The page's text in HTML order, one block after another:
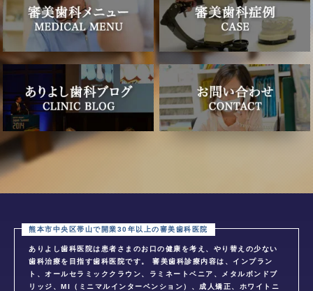
ありよし歯科医院は患者さまのお口の健康を考え、やり替えの少ない
歯科治療を目指す歯科医院です。 審美歯科診療内容は、インプラン
ト、オールセラミッククラウン、ラミネートベニア、メタルボンドブ
リッジ、MI（ミニマルインターベンション）、成人矯正、ホワイトニ